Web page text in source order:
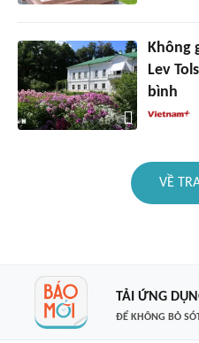
Không
Lev
bình
VỀ
TẢI ỨNG
ĐỂ KHÔNG BỎ